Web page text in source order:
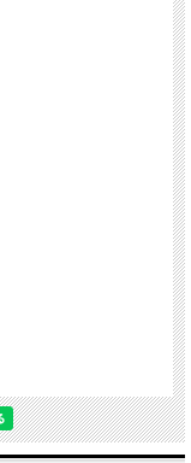
Suica、地下鉄・私鉄な
たコンビニや自動販売機で
カード）の併用できる物な
のパスケースになかった立